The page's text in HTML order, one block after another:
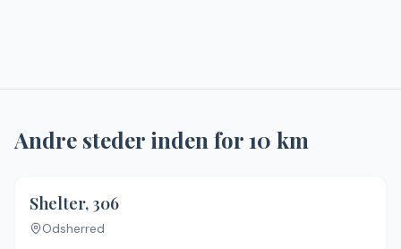
Andre steder inden for10 km
Shelter, 306
Odsherred